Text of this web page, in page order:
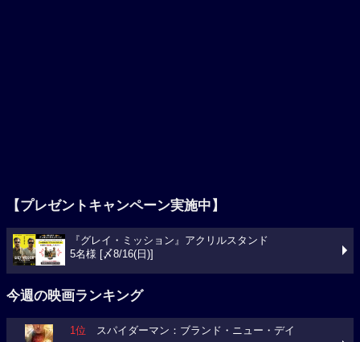
【プレゼントキャンペーン実施中】
『グレイ・ミッション』アクリルスタンド
5名様 [〆8/16(日)]
今週の映画ランキング
1位 スパイダーマン：ブランド・ニュー・デイ